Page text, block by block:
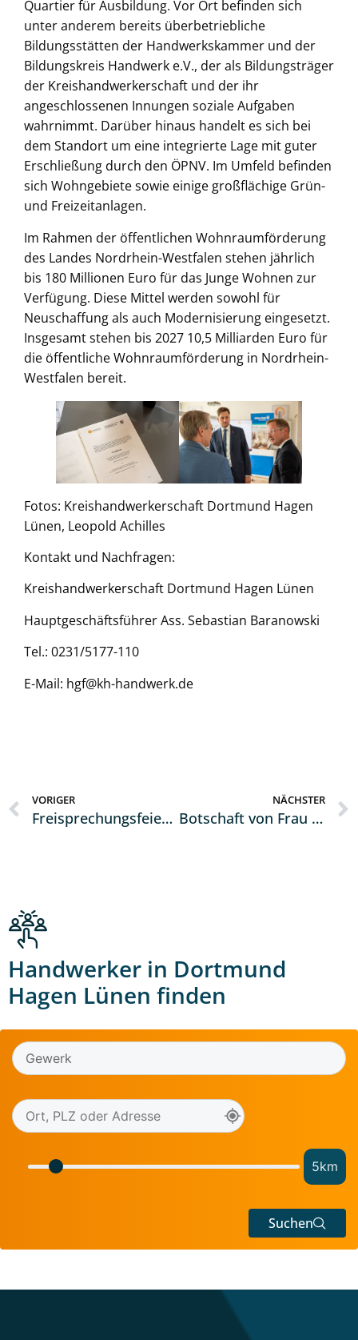
Quartier für Ausbildung. Vor Ort befinden sich
unter anderem bereits überbetriebliche
Bildungsstätten der Handwerkskammer und der
Bildungskreis Handwerk e.V., der als Bildungsträger
der Kreishandwerkerschaft und der ihr
angeschlossenen Innungen soziale Aufgaben
wahrnimmt. Darüber hinaus handelt es sich bei
dem Standort um eine integrierte Lage mit guter
Erschließung durch den ÖPNV. Im Umfeld befinden
sich Wohngebiete sowie einige großflächige Grün-
und Freizeitanlagen.
Im Rahmen der öffentlichen Wohnraumförderung
des Landes Nordrhein-Westfalen stehen jährlich
bis 180 Millionen Euro für das Junge Wohnen zur
Verfügung. Diese Mittel werden sowohl für
Neuschaffung als auch Modernisierung eingesetzt.
Insgesamt stehen bis 2027 10,5 Milliarden Euro für
die öffentliche Wohnraumförderung in Nordrhein-
Westfalen bereit.
Fotos: Kreishandwerkerschaft Dortmund Hagen
Lünen, Leopold Achilles
Kontakt und Nachfragen:
Kreishandwerkerschaft Dortmund Hagen Lünen
Hauptgeschäftsführer Ass. Sebastian Baranowski
Tel.: 0231/5177-110
E-Mail: hgf@kh-handwerk.de
VORIGER
Freisprechungsfeier: 79 neue Gesellinnen und Gesellen im Baugewerbe feierlich geehrt
NÄCHSTER
Botschaft von Frau Mona Neubaur anlässlich des Sommerfestes 2025
Handwerker in Dortmund
Hagen Lünen finden
5km
Suchen